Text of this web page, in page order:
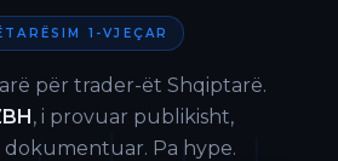
1-VJEÇAR
për trader-ët Shqiptarë.
, i provuar publikisht,
dokumentuar. Pa hype.